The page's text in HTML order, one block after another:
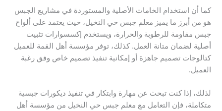
كما أن استخدام الخامات الأصلية والمستوردة في مشاريع الجبس
هو من أبرز ما يميز معلم جبس حي النخيل، حيث يعتمد على ألواح
جبس مقاومة للرطوبة والحرارة، ويستخدم إكسسوارات تثبيت
أصلية لضمان متانة العمل. كذلك، توفر مؤسسة أهل القمة للعميل
كتالوجات تصميم جاهزة أو إمكانية تنفيذ تصميم خاص وفق رغبة
العميل.
لذلك، إذا كنت تبحث عن مهارة وابتكار في تنفيذ ديكورات جبسية
متكاملة، فإن التعامل مع معلم جبس حي النخيل من مؤسسة أهل